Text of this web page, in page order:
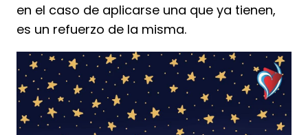
en el caso de aplicarse una que ya tienen,
es un refuerzo de la misma.